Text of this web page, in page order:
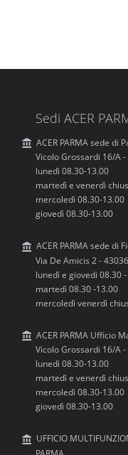
Sedi ACER
ACER PARMA sede di
Vicolo Grossardi 16/A
lunedì 08.30-13.00
martedì e venerdì
mercoledì 08.30-13.00
giovedì 08.30-13.00
ACER PARMA sede di
Via De Amicis 2 -
lunedì e giovedi 08.30
martedì 08.30 -13.00
mercoledì venerdì
ACER PARMA Ufficio
Vicolo Grossardi 16/A
lunedì 08.30-13.00
martedì e venerdì
mercoledì 08.30-13.00
giovedì 08.30-13.00
UFFICIO